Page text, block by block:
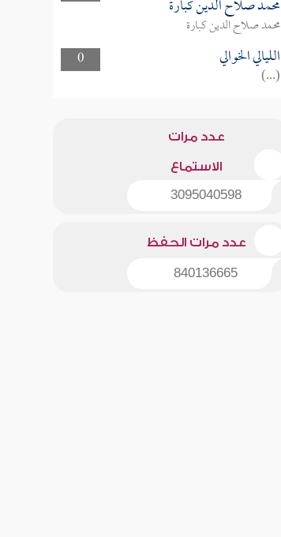
محمد صلاح الدين كبارة
محمد صلاح الدين كبارة
0
الليالي الخوالي
(...)
عدد مرات
الاستماع
3095040598
عدد مرات الحفظ
840136665